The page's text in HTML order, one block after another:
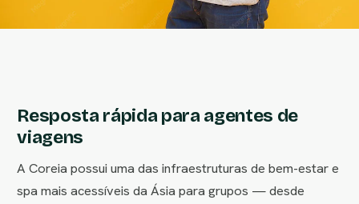
Resposta rápida para agentes de
viagens
A Coreia possui uma das infraestruturas de bem-estar e
spa mais acessíveis da Ásia para grupos — desde